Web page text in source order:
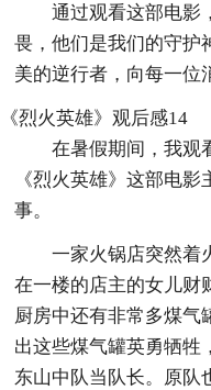
通过观看这部电影
畏，他们是我们的守护
美的逆行者，向每一位
《烈火英雄》观后感14
在暑假期间，我观
《烈火英雄》这部电
事。
一家火锅店突然着
在一楼的店主的女儿财
厨房中还有非常多煤气
出这些煤气罐英勇牺牲
东山中队当队长。原队